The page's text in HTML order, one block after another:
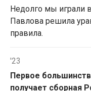
Недолго мы играли
Павлова решила
правила.
'23
Первое
получает сборная